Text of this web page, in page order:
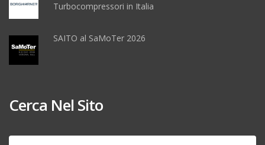
Turbocompressori in Italia
SAITO al SaMoTer 2026
Cerca Nel Sito
Ricerca